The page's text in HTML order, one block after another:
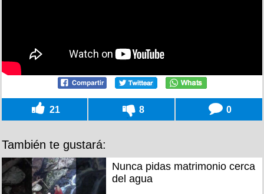
21 8 0
También te gustará:
Nunca pidas matrimonio cerca
del agua